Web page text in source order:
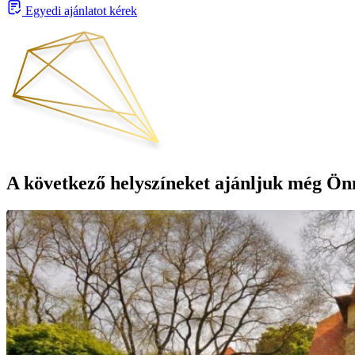
Egyedi ajánlatot kérek
A következő helyszíneket ajánljuk még